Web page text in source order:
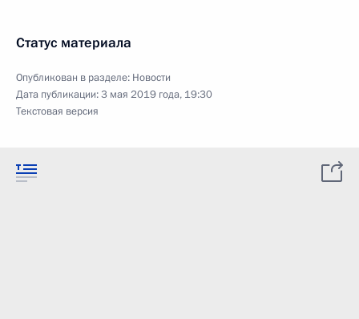
Статус материала
Опубликован в разделе: Новости
Дата публикации:3 мая 2019 года, 19:30
Текстовая версия